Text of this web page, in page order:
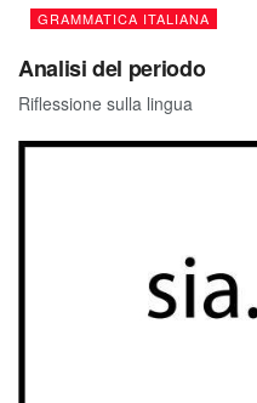
GRAMMATICA ITALIANA
Analisi del periodo
Riflessione sulla lingua